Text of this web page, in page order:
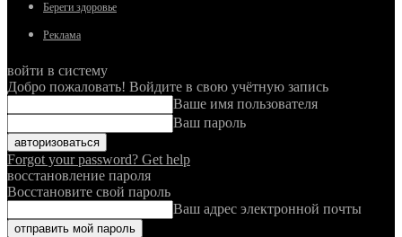
Береги здоровье
Реклама
войти в систему
Добро пожаловать! Войдите в свою учётную запись
Ваше имя пользователя
Ваш пароль
Forgot your password? Get help
восстановление пароля
Восстановите свой пароль
Ваш адрес электронной почты